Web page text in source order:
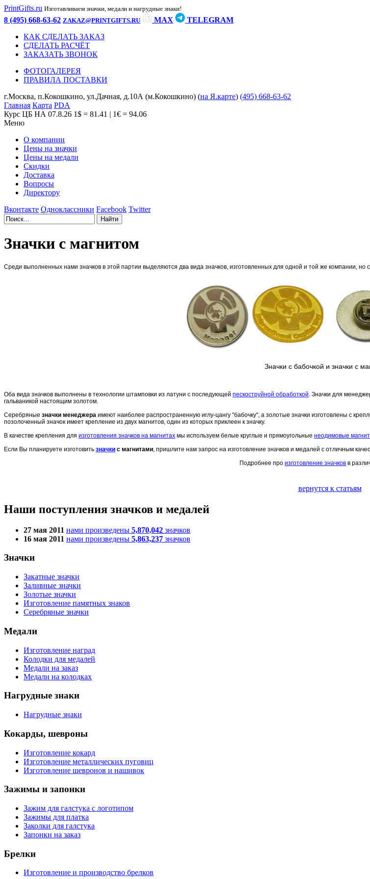
PrintGifts.ru Изготавливаем значки, медали и нагрудные знаки!
8 (495) 668-63-62 ZAKAZ@PRINTGIFTS.RU MAX
TELEGRAM
КАК СДЕЛАТЬ ЗАКАЗ
СДЕЛАТЬ РАСЧЁТ
ЗАКАЗАТЬ ЗВОНОК
ФОТОГАЛЕРЕЯ
ПРАВИЛА ПОСТАВКИ
г.Москва, п.Кокошкино, ул.Дачная, д.10А (м.Кокошкино) (на Я.карте) (495) 668-63-62
Главная Карта PDA
Курс ЦБ НА 07.8.26 1$ = 81.41 | 1€ = 94.06
Меню
О компании
Цены на значки
Цены на медали
Скидки
Доставка
Вопросы
Директору
Вконтакте Одноклассники Facebook Twitter
Значки с магнитом
Среди выполненных нами значков в этой партии выделяются два вида значков, изготовленных для одной и той же компании, но
Значки с бабочкой и значки с
Оба вида значков выполнены в технологии штамповки из латуни с последующей пескоструйной обработкой. Значки для
гальваникой настоящим золотом.
Серебряные значки менеджера имеют наиболее распространенную иглу-цангу "бабочку", а золотые значки изготовлены с
позолоченный значок имеет крепление из двух магнитов, один из которых приклеен к значку.
В качестве крепления для изготовления значков на магнитах мы используем белые круглые и прямоугольные неодимовые
Если Вы планируете изготовить значки с магнитами, пришлите нам запрос на изготовление значков и медалей с отличным
Подробнее про изготовление значков в
вернутся к статьям
Наши поступления значков и медалей
27 мая 2011 нами произведены 5,870,042 значков
16 мая 2011 нами произведены 5,863,237 значков
Значки
Закатные значки
Заливные значки
Золотые значки
Изготовление памятных знаков
Серебряные значки
Медали
Изготовление наград
Колодки для медалей
Медали на заказ
Медали на колодках
Нагрудные знаки
Нагрудные знаки
Кокарды, шевроны
Изготовление кокард
Изготовление металлических пуговиц
Изготовление шевронов и нашивок
Зажимы и запонки
Зажим для галстука с логотипом
Зажимы для платка
Заколки для галстука
Запонки на заказ
Брелки
Изготовление и производство брелков